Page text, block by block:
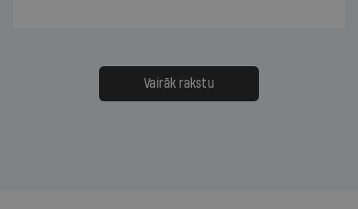
Vairāk rakstu